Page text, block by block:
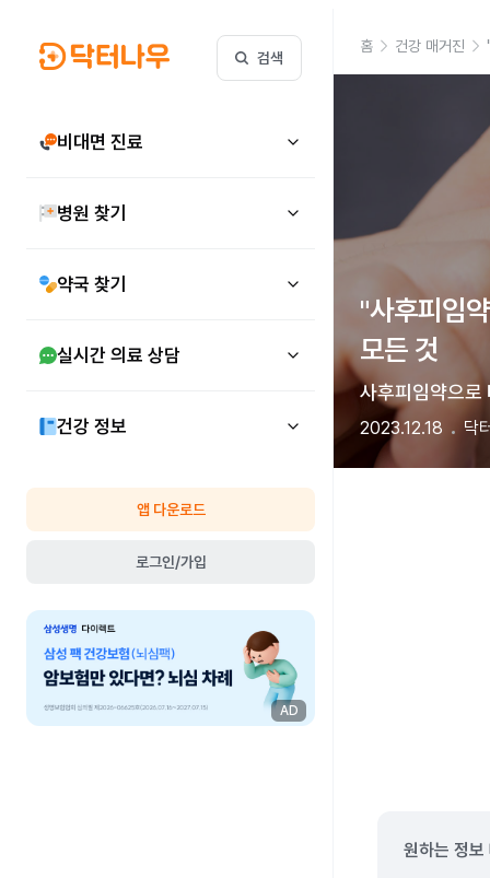
검색
비대면 진료
병원 찾기
약국 찾기
실시간 의료 상담
건강 정보
앱 다운로드
로그인/가입
AD
홈 건강 매거진
"사후피임
모든 것
사후피임약으로
2023.12.18 닥
원하는 정보